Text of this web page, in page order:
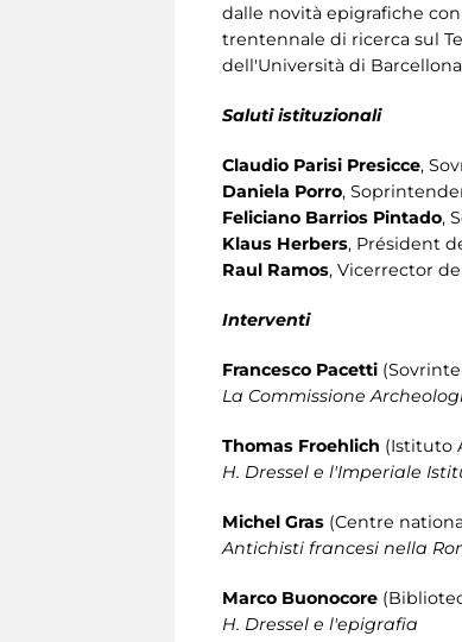
dalle novità epigrafiche
trentennale di ricerca sul
dell'Università di
Saluti istituzionali
Claudio Parisi Presicce,
Daniela Porro,
Feliciano Barrios Pintado,
Klaus Herbers, Président
Raul Ramos, Vicerrector
Interventi
Francesco Pacetti
La Commissione
Thomas Froehlich (Istituto
H. Dressel e l'Imperiale
Michel Gras (Centre
Antichisti francesi nella
Marco Buonocore
H. Dressel e l'epigrafia